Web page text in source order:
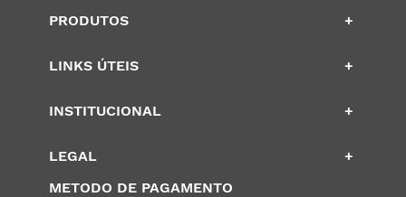
PRODUTOS +
LINKS ÚTEIS +
INSTITUCIONAL +
LEGAL
+
METODO DE PAGAMENTO